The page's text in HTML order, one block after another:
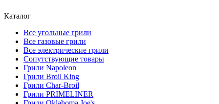
Каталог
Все угольные грили
Все газовые грили
Все электрические грили
Сопутствующие товары
Грили Napoleon
Грили Broil King
Грили Char-Broil
Грили PRIMELINER